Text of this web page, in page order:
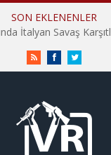
SON EKLENENLER
RSS FacebookTwitter